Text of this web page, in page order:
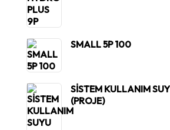
SMALL 5P 100
SİSTEM KULLANIM
(PROJE)